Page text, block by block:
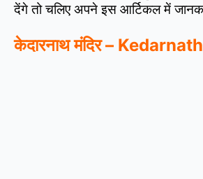
देंगे तो चलिए अपने इस आर्टिकल में
केदारनाथ मंदिर –